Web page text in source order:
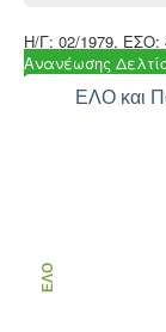
Η/Γ: 02/1979, ΕΣΟ:
Ανανέωσης
ΕΛΟ και
ΕΛΟ